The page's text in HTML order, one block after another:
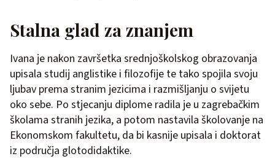
Stalna glad za znanjem
Ivana je nakon završetka srednjoškolskog obrazovanja
upisala studij anglistike i filozofije te tako spojila svoju
ljubav prema stranim jezicima i razmišljanju o svijetu
oko sebe. Po stjecanju diplome radila je u zagrebačkim
školama stranih jezika, a potom nastavila školovanje na
Ekonomskom fakultetu, da bi kasnije upisala i doktorat
iz područja glotodidaktike.